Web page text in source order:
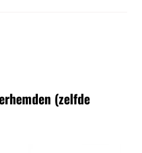
(zelfde